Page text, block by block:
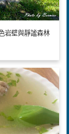
岩壁與靜謐森林